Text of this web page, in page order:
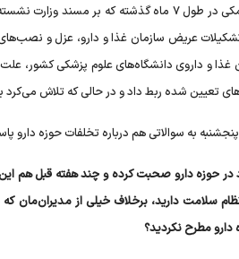
سعید نمکی در طول ۷ ماه گذشته که بر
تشکیلات عریض سازمان غذا و دارو، عزل و
تعیین شده ربط داد و در حالی که تلاش
به سوالاتی هم درباره تخلفات حوزه دارو
حوزه دارو صحبت کرده و چند هفته قبل هم
سابقه ۳۰ ساله در نظام سلامت دارید، برخلاف خیلی از
دارو مطرح نکردید؟